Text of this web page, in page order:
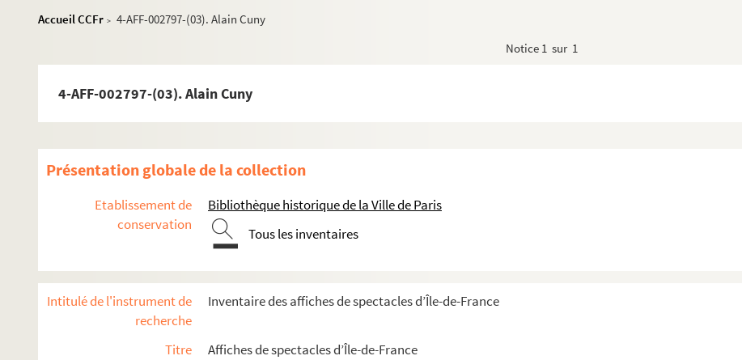
Accueil CCFr > 4-AFF-002797-(03). Alain Cuny
Notice 1 sur 1
4-AFF-002797-(03). Alain Cuny
Présentation globale de la collection
Etablissement de
conservation
Bibliothèque historique de la Ville de Paris
Tous les inventaires
Intitulé de l'instrument de
recherche
Inventaire des affiches de spectacles d’Île-de-France
Titre
Affiches de spectacles d’Île-de-France
Yvelines
Aubervilliers
Aulnay-sous-Bois
Le Blanc-Mesnil